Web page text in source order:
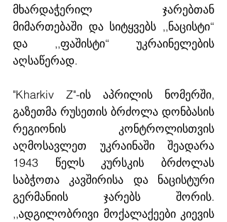
მხარდაჭერილ ჯარებთან
მიმართებაში და სიტყვებს ,,ნაცისტი“
და ,,ფაშისტი“ უკრაინელების
აღსაწერად.
"Kharkiv Z"-ის აპრილის ნომერში,
გაზეთმა რუსეთის ბრძოლა დონბასის
რეგიონის კონტროლისთვის
აღმოსავლეთ უკრაინაში შეადარა
1943 წელს კურსკის ბრძოლას
საბჭოთა კავშირისა და ნაცისტური
გერმანიის ჯარებს შორის.
,,ადგილობრივი მოქალაქეები კიევის